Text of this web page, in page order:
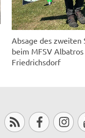
Absage des zweiten
beim MFSV Albatros
Friedrichsdorf